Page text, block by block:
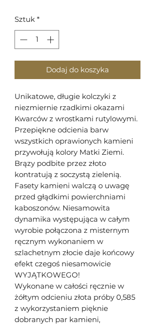
Sztuk *
Dodaj do koszyka
Unikatowe, długie kolczyki z
niezmiernie rzadkimi okazami
Kwarców z wrostkami rutylowymi.
Przepiękne odcienia barw
wszystkich oprawionych kamieni
przywołują kolory Matki Ziemi.
Brązy podbite przez złoto
kontratują z soczystą zielenią.
Fasety kamieni walczą o uwagę
przed głądkimi powierchniami
kaboszonów. Niesamowita
dynamika występująca w całym
wyrobie połączona z misternym
ręcznym wykonaniem w
szlachetnym złocie daje końcowy
efekt czegoś niesamowicie
WYJĄTKOWEGO!
Wykonane w całości ręcznie w
żółtym odcieniu złota próby 0,585
z wykorzystaniem pięknie
dobranych par kamieni,